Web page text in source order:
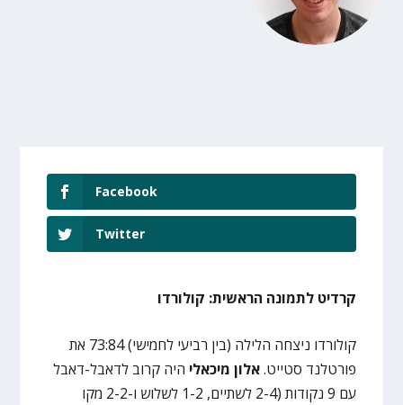
Facebook
Twitter
קרדיט לתמונה הראשית: קולורדו
קולורדו ניצחה הלילה (בין רביעי לחמישי) 73:84 את
פורטלנד סטייט.אלון מיכאלי היה קרוב לדאבל-דאבל
עם 9 נקודות (2-4 לשתיים, 1-2 לשלוש ו-2-2 מקו